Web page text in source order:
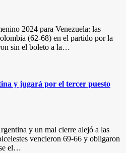
2024 para Venezuela: las
(62-68) en el partido por la
sin el boleto a la…
y jugará por el tercer puesto
y un mal cierre alejó a las
vencieron 69-66 y obligaron
el…